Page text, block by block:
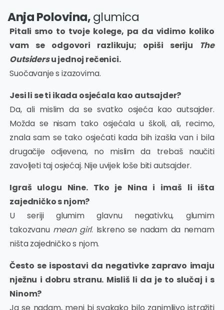
Anja Polovina,glumica
Pitali smo to tvoje kolege, pa da vidimo koliko
vam se odgovori razlikuju; opiši seriju The
Outsidersu jednoj rečenici.
Suočavanje s izazovima.
Jesi li se ti ikada osjećala kao autsajder?
Da, ali mislim da se svatko osjeća kao autsajder.
Možda se nisam tako osjećala u školi, ali, recimo,
znala sam se tako osjećati kada bih izašla van i bila
drugačije odjevena, no mislim da trebaš naučiti
zavoljeti taj osjećaj. Nije uvijek loše biti autsajder.
Igraš ulogu Nine. Tko je Nina i imaš li išta
zajedničko s njom?
U seriji glumim glavnu negativku, glumim
takozvanu mean girl. Iskreno se nadam da nemam
ništa zajedničko s njom.
Često se ispostavi da negativke zapravo imaju
nježnu i dobru stranu. Misliš li da je to slučaj i s
Ninom?
Ja se nadam, meni bi svakako bilo zanimljivo istražiti